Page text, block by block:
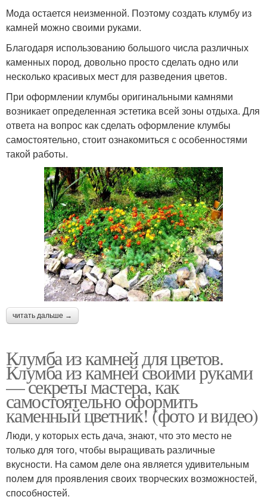
Мода остается неизменной. Поэтому создать клумбу из
камней можно своими руками.
Благодаря использованию большого числа различных
каменных пород, довольно просто сделать одно или
несколько красивых мест для разведения цветов.
При оформлении клумбы оригинальными камнями
возникает определенная эстетика всей зоны отдыха. Для
ответа на вопрос как сделать оформление клумбы
самостоятельно, стоит ознакомиться с особенностями
такой работы.
читать дальше →
Клумба из камней для цветов.
Клумба из камней своими руками
— секреты мастера, как
самостоятельно оформить
каменный цветник! (фото и видео)
Люди, у которых есть дача, знают, что это место не
только для того, чтобы выращивать различные
вкусности. На самом деле она является удивительным
полем для проявления своих творческих возможностей,
способностей.